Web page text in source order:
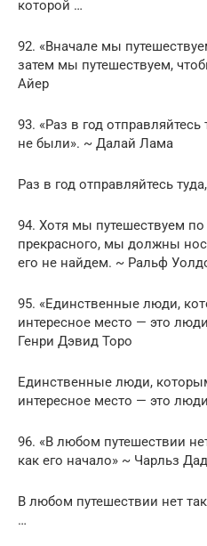
которой …
92. «Вначале мы
затем мы путешествуем,
Айер
93. «Раз в год
не были». ~ Далай Лама
Раз в год отправляйтесь
94. Хотя мы путешествуем
прекрасного, мы должны
его не найдем. ~ Ральф
95. «Единственные люди,
интересное место — это
Генри Дэвид Торо
Единственные люди,
интересное место — это
96. «В любом путешествии
как его начало» ~ Чарльз
В любом путешествии нет
…